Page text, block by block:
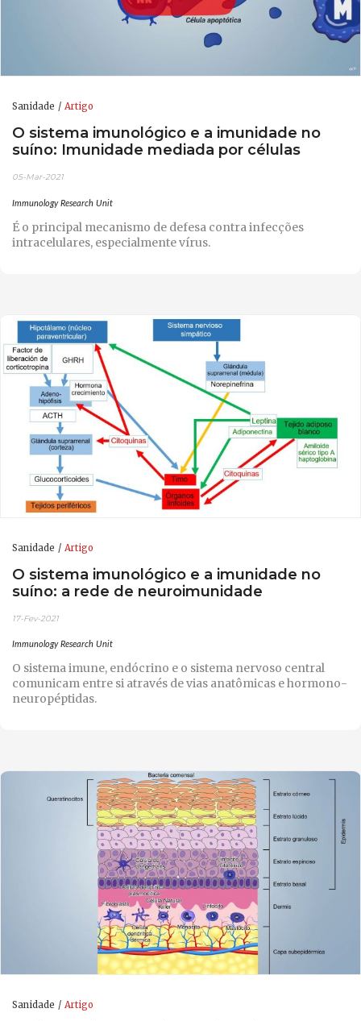
Sanidade Artigo
O sistema imunológico e a imunidade no
suíno: Imunidade mediada por células
05-Mar-2021
Immunology Research Unit
É o principal mecanismo de defesa contra infecções
intracelulares, especialmente vírus.
Sanidade Artigo
O sistema imunológico e a imunidade no
suíno: a rede de neuroimunidade
17-Fev-2021
Immunology Research Unit
O sistema imune, endócrino e o sistema nervoso central
comunicam entre si através de vias anatômicas e hormono-
neuropéptidas.
Sanidade Artigo